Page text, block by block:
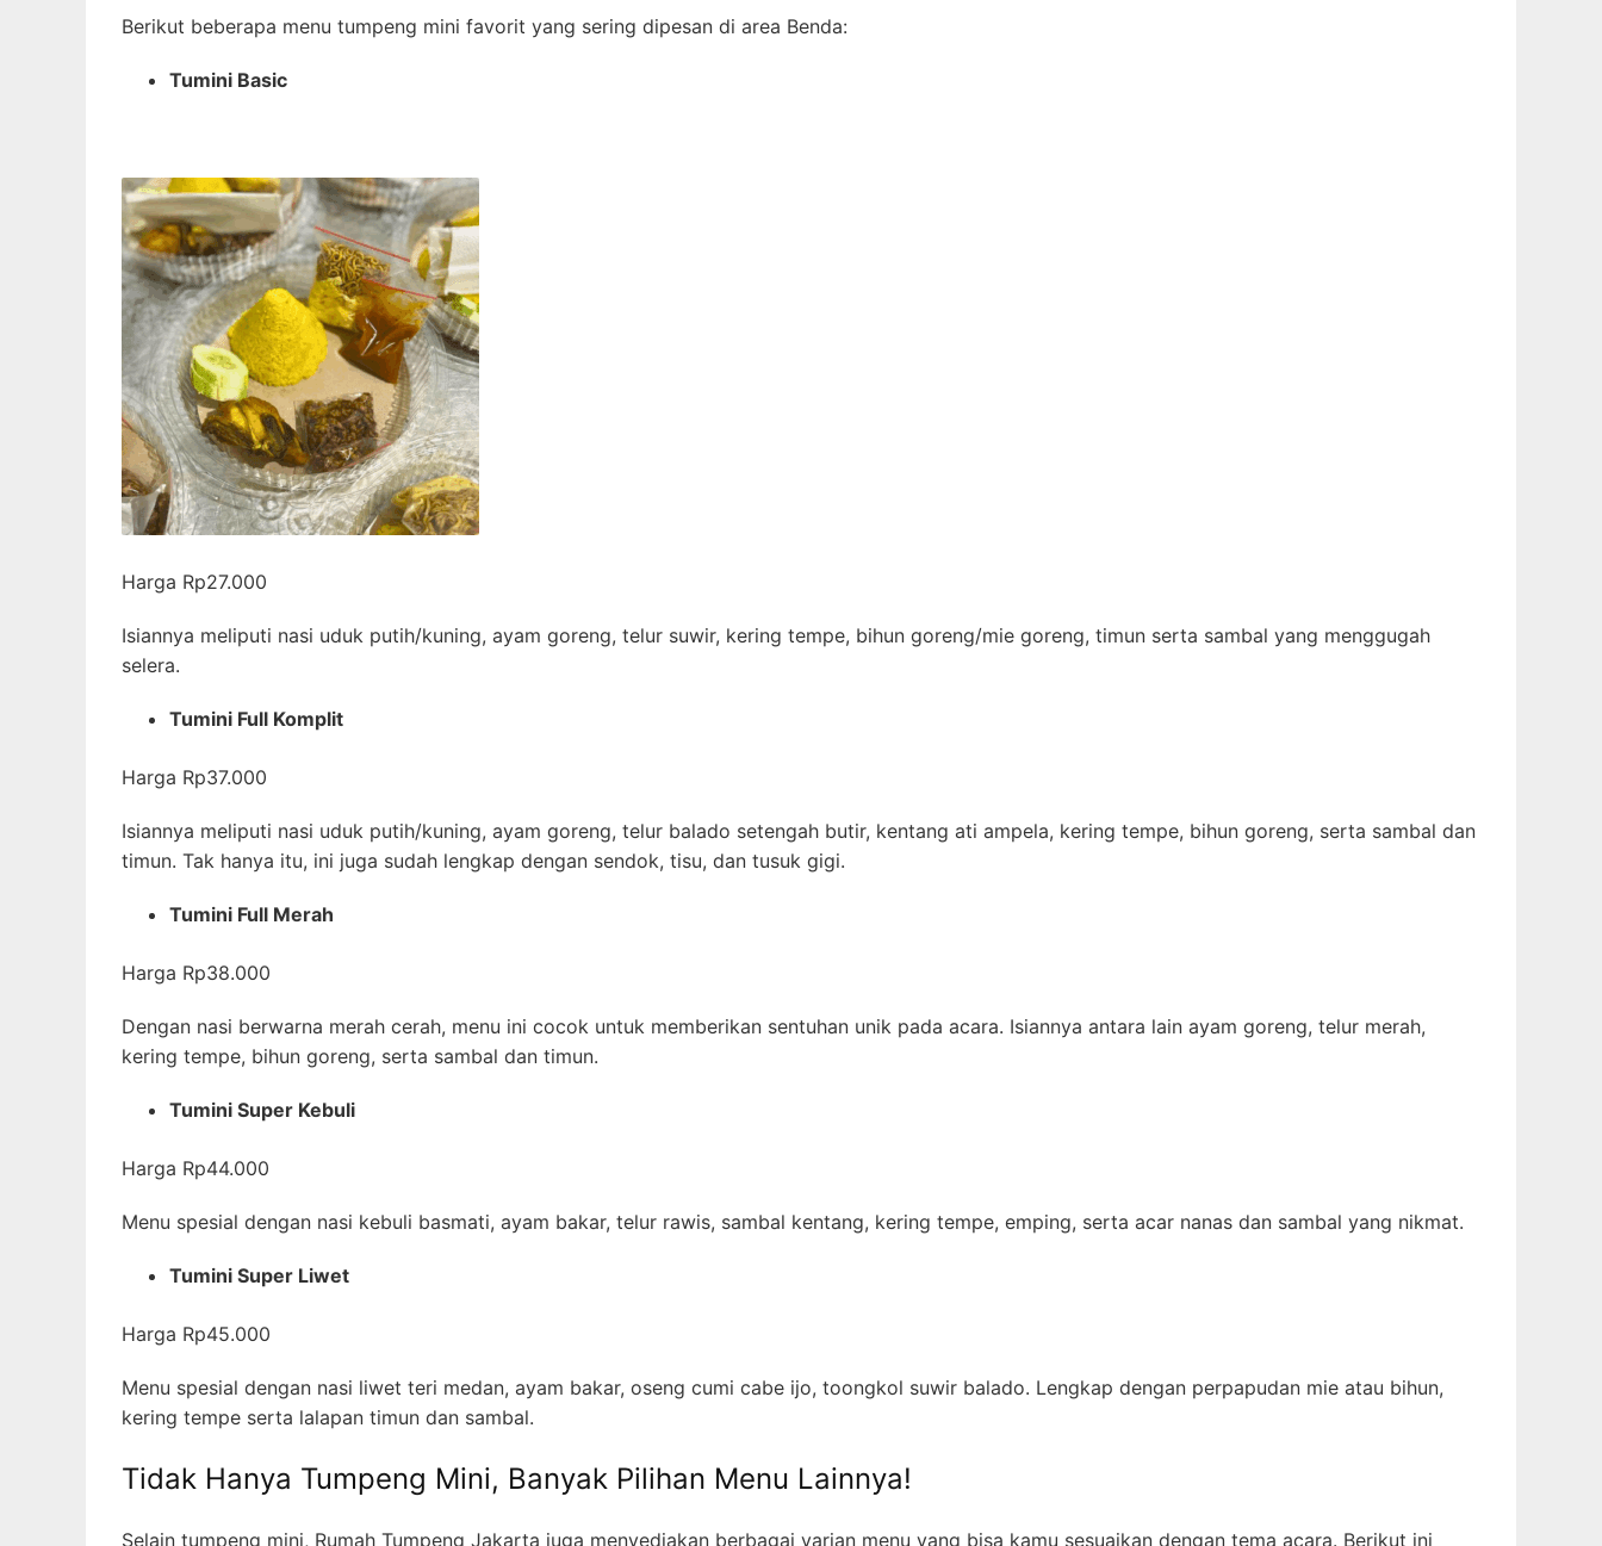
Berikut beberapa menu tumpeng mini favorit yang sering dipesan di area Benda:
Tumini Basic
Harga Rp27.000
Isiannya meliputi nasi uduk putih/kuning, ayam goreng, telur suwir, kering tempe, bihun goreng/mie goreng, timun serta sambal yang menggugah
selera.
Tumini Full Komplit
Harga Rp37.000
Isiannya meliputi nasi uduk putih/kuning, ayam goreng, telur balado setengah butir, kentang ati ampela, kering tempe, bihun goreng, serta sambal dan
timun. Tak hanya itu, ini juga sudah lengkap dengan sendok, tisu, dan tusuk gigi.
Tumini Full Merah
Harga Rp38.000
Dengan nasi berwarna merah cerah, menu ini cocok untuk memberikan sentuhan unik pada acara. Isiannya antara lain ayam goreng, telur merah,
kering tempe, bihun goreng, serta sambal dan timun.
Tumini Super Kebuli
Harga Rp44.000
Menu spesial dengan nasi kebuli basmati, ayam bakar, telur rawis, sambal kentang, kering tempe, emping, serta acar nanas dan sambal yang nikmat.
Tumini Super Liwet
Harga Rp45.000
Menu spesial dengan nasi liwet teri medan, ayam bakar, oseng cumi cabe ijo, toongkol suwir balado. Lengkap dengan perpapudan mie atau bihun,
kering tempe serta lalapan timun dan sambal.
Tidak Hanya Tumpeng Mini, Banyak Pilihan Menu Lainnya!
Selain tumpeng mini, Rumah Tumpeng Jakarta juga menyediakan berbagai varian menu yang bisa kamu sesuaikan dengan tema acara. Berikut ini